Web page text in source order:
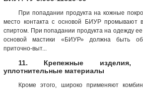
При попадании продукта на кожные
место контакта с основой БИУР
спиртом. При попадании продукта на одежду
основой мастики «БИУР» должна быть
приточно-выт...
11. Крепежные изделия,
уплотнительные материалы
Кроме этого, широко применяют